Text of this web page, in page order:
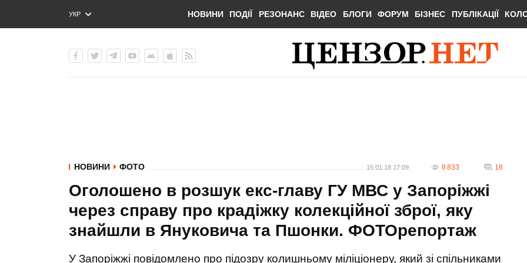
УКР
ENG
НОВИНИ ПОДІЇ РЕЗОНАНС ВІДЕО БЛОГИ ФОРУМ БІЗНЕС ПУБЛІКАЦІЇ
НОВИНИ ФОТО 15.01.18 17:09 8 833 18
Оголошено в розшук екс-главу ГУ МВС у Запоріжжі
через справу про крадіжку колекційної зброї, яку
знайшли в Януковича та Пшонки. ФОТОрепортаж
У Запоріжжі повідомлено про підозру колишньому міліціонеру, який зі спільниками